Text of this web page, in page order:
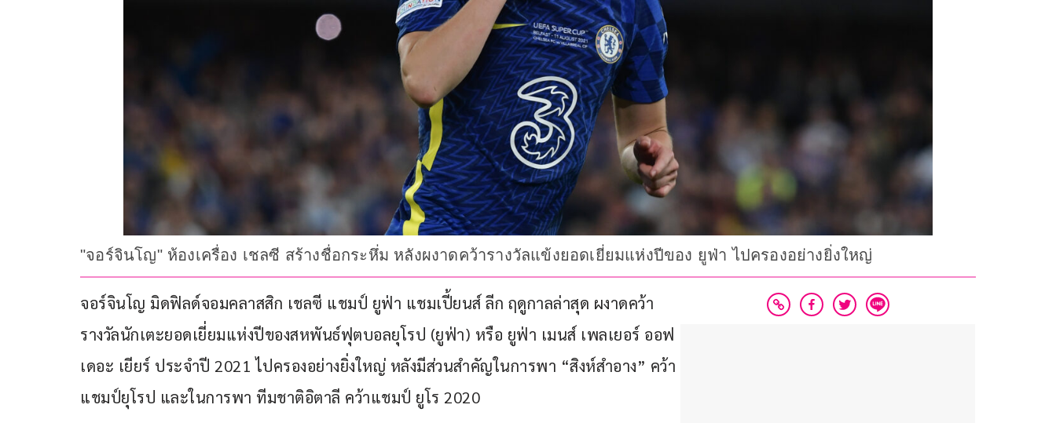
"จอร์จินโญ" ห้องเครื่อง เชลซี สร้างชื่อกระหึ่ม หลังผงาดคว้ารางวัลแข้งยอดเยี่ยมแห่งปีของ ยูฟ่า ไปครองอย่างยิ่งใหญ่
จอร์จินโญ มิดฟิลด์จอมคลาสสิก เชลซี แชมป์ ยูฟ่า แชมเปี้ยนส์ ลีก ฤดูกาลล่าสุด ผงาดคว้า
รางวัลนักเตะยอดเยี่ยมแห่งปีของสหพันธ์ฟุตบอลยุโรป (ยูฟ่า) หรือ ยูฟ่า เมนส์ เพลเยอร์ ออฟ
เดอะ เยียร์ ประจำปี 2021 ไปครองอย่างยิ่งใหญ่ หลังมีส่วนสำคัญในการพา “สิงห์สำอาง” คว้า
แชมป์ยุโรป และในการพา ทีมชาติอิตาลี คว้าแชมป์ ยูโร 2020